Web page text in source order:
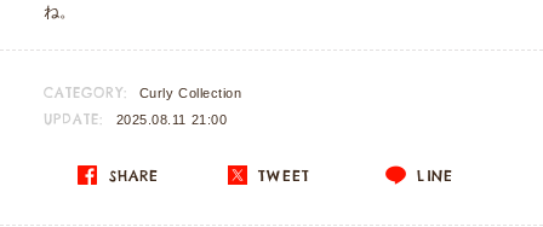
ね。
CATEGORY: Curly Collection
UPDATE: 2025.08.11 21:00
SHARE TWEET LINE